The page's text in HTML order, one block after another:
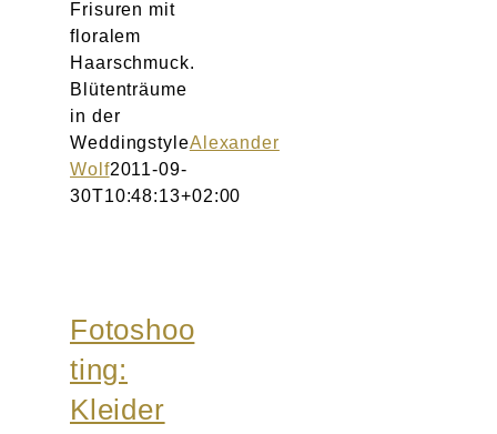
Frisuren mit
floralem
Haarschmuck.
Blütenträume
in der
WeddingstyleAlexander
Wolf2011-09-
30T10:48:13+02:00
Fotoshoo
ting:
Kleider